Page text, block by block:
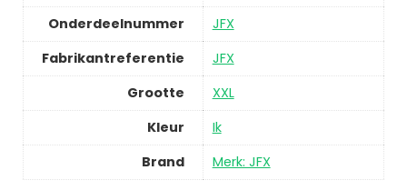
Onderdeelnummer
JFX
Fabrikantreferentie
JFX
Grootte
XXL
Kleur
Ik
Brand
Merk: JFX